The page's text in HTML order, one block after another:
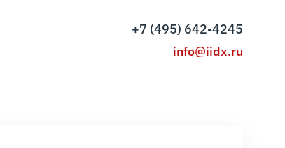
+7 (495) 642-4245
info@iidx.ru